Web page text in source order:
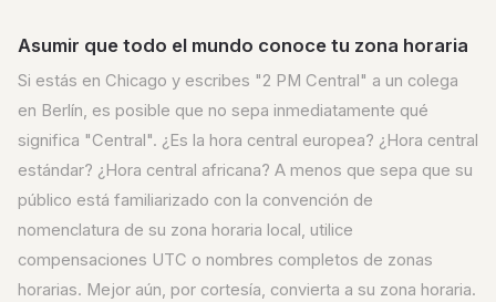
Asumir que todo el mundo conoce tu zona horaria
Si estás en Chicago y escribes "2 PM Central" a un colega
en Berlín, es posible que no sepa inmediatamente qué
significa "Central". ¿Es la hora central europea? ¿Hora central
estándar? ¿Hora central africana? A menos que sepa que su
público está familiarizado con la convención de
nomenclatura de su zona horaria local, utilice
compensaciones UTC o nombres completos de zonas
horarias. Mejor aún, por cortesía, convierta a su zona horaria.